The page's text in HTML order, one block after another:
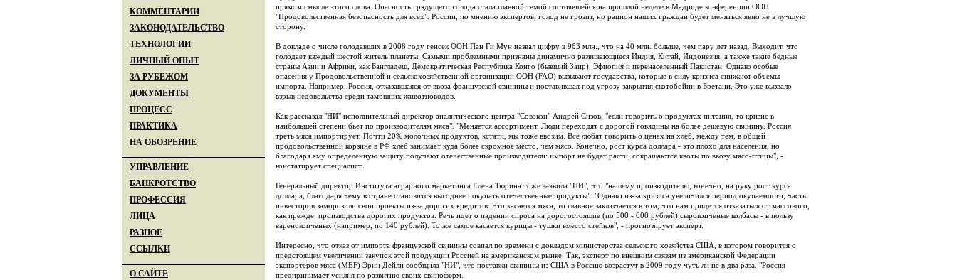
КОММЕНТАРИИ
ЗАКОНОДАТЕЛЬСТВО
ТЕХНОЛОГИИ
ЛИЧНЫЙ ОПЫТ
ЗА РУБЕЖОМ
ДОКУМЕНТЫ
ПРОЦЕСС
ПРАКТИКА
НА ОБОЗРЕНИЕ
УПРАВЛЕНИЕ
БАНКРОТСТВО
ПРОФЕССИЯ
ЛИЦА
РАЗНОЕ
ССЫЛКИ
О САЙТЕ
прямом смысле этого слова. Опасность грядущего голода стала главной темой состоявшейся на прошлой неделе в Мадриде конференции ООН
"Продовольственная безопасность для всех". России, по мнению экспертов, голод не грозит, но рацион наших граждан будет меняться явно не в лучшую
сторону.
В докладе о числе голодавших в 2008 году генсек ООН Пан Ги Мун назвал цифру в 963 млн., что на 40 млн. больше, чем пару лет назад. Выходит, что
голодает каждый шестой житель планеты. Самыми проблемными признаны динамично развивающиеся Индия, Китай, Индонезия, а также такие бедные
страны Азии и Африки, как Бангладеш, Демократическая Республика Конго (бывший Заир), Эфиопия и перенаселенный Пакистан. Однако особые
опасения у Продовольственной и сельскохозяйственной организации ООН (FAO) вызывают государства, которые в силу кризиса снижают объемы
импорта. Например, Россия, отказавшаяся от ввоза французской свинины и поставившая под угрозу закрытия скотобойни в Бретани. Это уже вызвало
взрыв недовольства среди тамошних животноводов.
Как рассказал "НИ" исполнительный директор аналитического центра "Совэкон" Андрей Сизов, "если говорить о продуктах питания, то кризис в
наибольшей степени бьет по производителям мяса". "Меняется ассортимент. Люди переходят с дорогой говядины на более дешевую свинину. Россия
треть мяса импортирует. Почти 20% молочных продуктов, кстати, мы тоже ввозим. Все любят говорить о ценах на хлеб, между тем, в общей
продовольственной корзине в РФ хлеб занимает куда более скромное место, чем мясо. Конечно, рост курса доллара - это плохо для населения, но
благодаря ему определенную защиту получают отечественные производители: импорт не будет расти, сокращаются квоты по ввозу мясо-птицы", -
констатирует специалист.
Генеральный директор Института аграрного маркетинга Елена Тюрина тоже заявила "НИ", что "нашему производителю, конечно, на руку рост курса
доллара, благодаря чему в стране становится выгоднее покупать отечественные продукты". "Однако из-за кризиса увеличился период окупаемости, часть
инвесторов заморозили свои проекты из-за дорогих кредитов. Что касается мяса, то главное заключается в том, что нам придется отказаться от массового,
как прежде, производства дорогих продуктов. Речь идет о падении спроса на дорогостоящие (по 500 - 600 рублей) сырокопченые колбасы - в пользу
варенокопченых (например, по 140 рублей). То же самое касается курицы - тушки вместо стейков", - прогнозирует эксперт.
Интересно, что отказ от импорта французской свинины совпал по времени с докладом министерства сельского хозяйства США, в котором говорится о
предстоящем увеличении закупок этой продукции Россией на американском рынке. Так, эксперт по внешним связям из американской Федерации
экспортеров мяса (MEF) Эрин Дейли сообщила "НИ", что поставки свинины из США в Россию возрастут в 2009 году чуть ли не в два раза. "Россия
предпринимает усилия по развитию своих свиноферм.